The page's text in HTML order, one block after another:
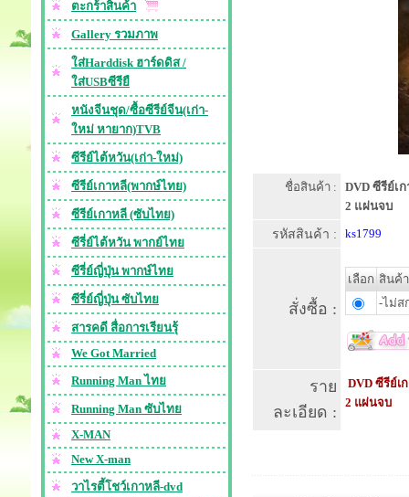
ตะกร้าสินค้า
Gallery รวมภาพ
ใส่Harddisk ฮาร์ดดิส /
ใส่USBซีรียื
หนังจีนชุด/ซื้อซีรีย์จีน(เก่า-
ใหม่ หายาก)TVB
ซีรีย์ไต้หวัน(เก่า-ใหม่)
ซีรีย์เกาหลี(พากษ์ไทย)
ซีรีย์เกาหลี (ซับไทย)
ซีรี่ย์ไต้หวัน พากย์ไทย
ซีรี่ย์ญี่ปุ่น พากษ์ไทย
ซีรี่ย์ญี่ปุ่น ซับไทย
สารคดี สื่อการเรียนรุ้
We Got Married
Running Man ไทย
Running Man ซับไทย
X-MAN
New X-man
วาไรตี้โชว์เกาหลี-dvd
ชื่อสินค้า :
DVD ซีรีย์เ
2 แผ่นจบ
รหัสสินค้า : ks1799
สั่งซื้อ :
เลือก สินค้า
-ไม่ส
ราย
ละเอียด :
DVD ซีรีย์เ
2 แผ่นจบ